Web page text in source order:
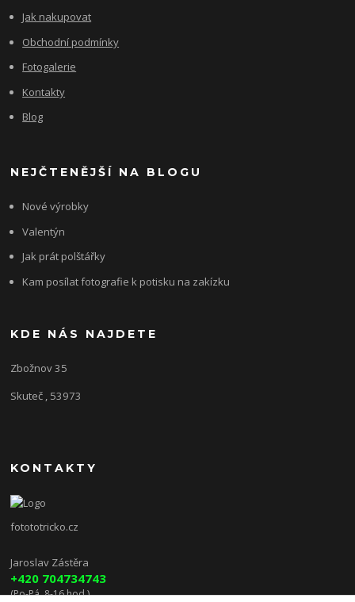
Jak nakupovat
Obchodní podmínky
Fotogalerie
Kontakty
Blog
NEJČTENĚJŠÍ NA BLOGU
Nové výrobky
Valentýn
Jak prát polštářky
Kam posílat fotografie k potisku na zakízku
KDE NÁS NAJDETE
Zbožnov 35
Skuteč , 53973
KONTAKTY
fotototricko.cz
Jaroslav Zástěra
+420 704734743
(Po-Pá, 8-16 hod.)